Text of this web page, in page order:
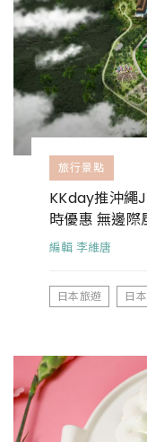
旅行景點
KKday推沖繩
時優惠 無邊際
編輯 李維唐
日本旅遊 日